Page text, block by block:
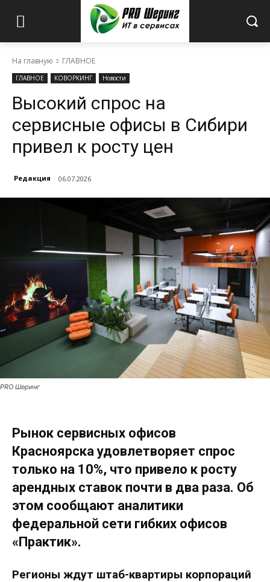
На главную ГЛАВНОЕ
ГЛАВНОЕ КОВОРКИНГ Новости
Высокий спрос на
сервисные офисы в Сибири
привел к росту цен
Редакция 06.07.2026
PRO Шеринг
Рынок сервисных офисов
Красноярска удовлетворяет спрос
только на 10%, что привело к росту
арендных ставок почти в два раза. Об
этом сообщают аналитики
федеральной сети гибких офисов
«Практик».
Регионы ждут штаб-квартиры корпораций